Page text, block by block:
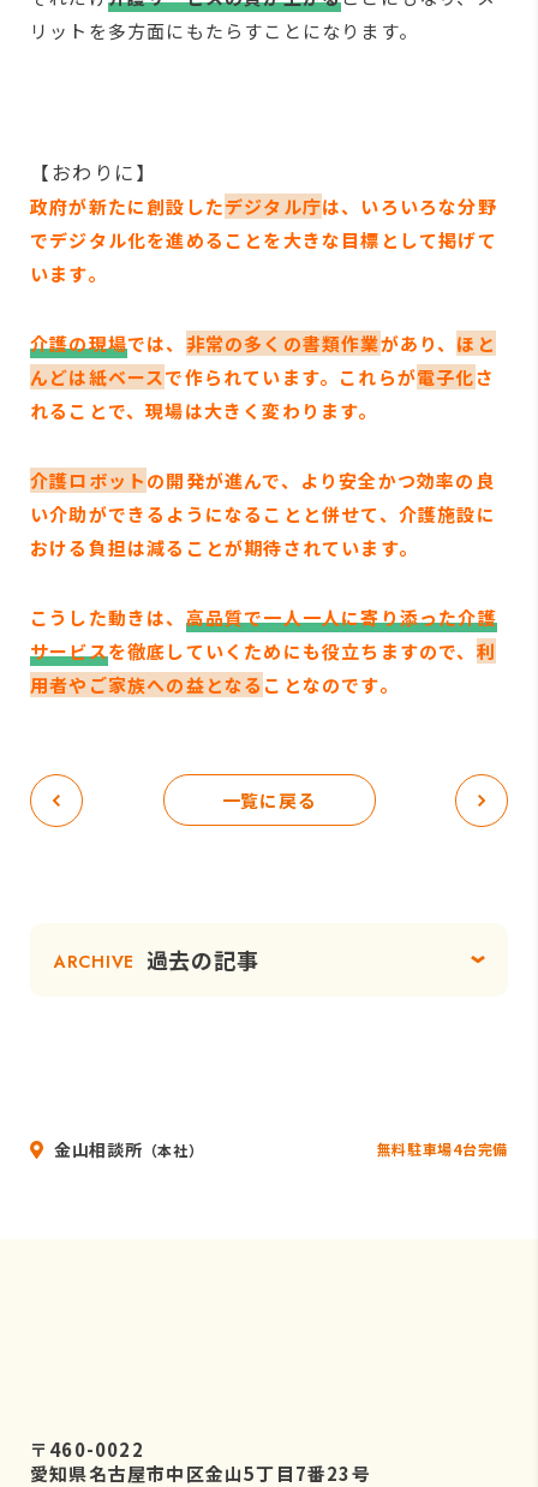
リットを多方面にもたらすことになります。
【おわりに】
政府が新たに創設したデジタル庁は、いろいろな分野
でデジタル化を進めることを大きな目標として掲げて
います。
介護の現場では、 非常の多くの書類作業があり、 ほと
んどは紙ベースで作られています。 これらが電子化さ
れることで、現場は大きく変わります。
介護ロボットの開発が進んで、より安全かつ効率の良
い介助ができるようになることと併せて、介護施設に
おける負担は減ることが期待されています。
こうした動きは、 高品質で一人一人に寄り添った介護
サービスを徹底していくためにも役立ちますので、 利
用者やご家族への益となる ことなのです。
一覧に戻る
ARCHIVE 過去の記事
金山相談所 （本社） 無料駐車場4台完備
〒460-0022
愛知県名古屋市中区金山5丁目7番23号